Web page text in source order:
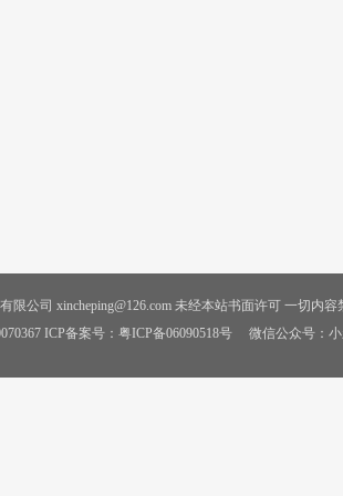
限公司 xincheping@126.com 未经本站书面许可 一切内容
ICP备案号： 粤ICP备06090518号 微信公众号：小